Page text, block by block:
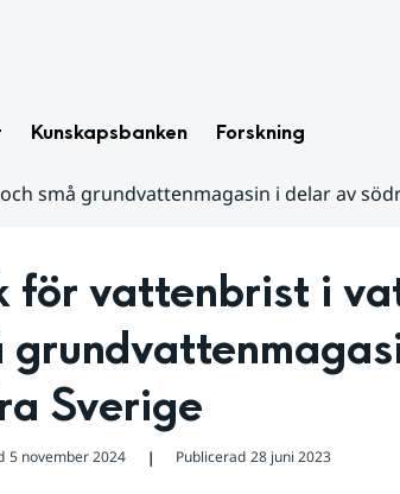
Kunskapsbanken Forskning
små grundvattenmagasin i delar av
för vattenbrist i
Sverige
5 november 2024 ❘ Publicerad 28 juni 2023